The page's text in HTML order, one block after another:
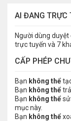
AI ĐANG TRỰC
Người dùng
trực tuyến và 7
CẤP PHÉP
Bạn không thể
Bạn không thể
Bạn không thể
mục này.
Bạn không thể